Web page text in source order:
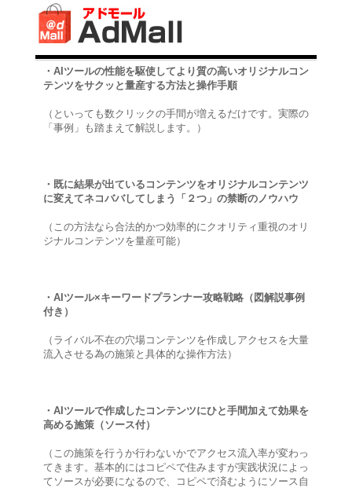
・AIツールの性能を駆使してより質の高いオリジナルコン
テンツをサクッと量産する方法と操作手順
（といっても数クリックの手間が増えるだけです。実際の
「事例」も踏まえて解説します。）
・既に結果が出ているコンテンツをオリジナルコンテンツ
に変えてネコババしてしまう「２つ」の禁断のノウハウ
（この方法なら合法的かつ効率的にクオリティ重視のオリ
ジナルコンテンツを量産可能）
・AIツール×キーワードプランナー攻略戦略（図解説事例
付き）
（ライバル不在の穴場コンテンツを作成しアクセスを大量
流入させる為の施策と具体的な操作方法）
・AIツールで作成したコンテンツにひと手間加えて効果を
高める施策（ソース付）
（この施策を行うか行わないかでアクセス流入率が変わっ
てきます。基本的にはコピペで住みますが実践状況によっ
てソースが必要になるので、コピペで済むようにソース自